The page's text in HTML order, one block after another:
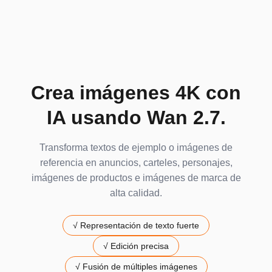
Crea imágenes 4K con
IA usando Wan 2.7.
Transforma textos de ejemplo o imágenes de
referencia en anuncios, carteles, personajes,
imágenes de productos e imágenes de marca de
alta calidad.
√ Representación de texto fuerte
√ Edición precisa
√ Fusión de múltiples imágenes